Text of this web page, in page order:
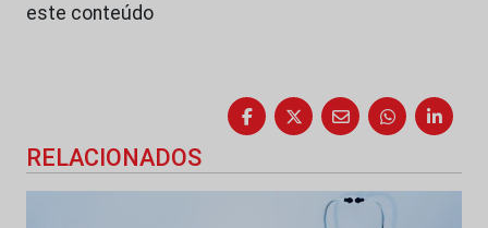
este conteúdo
RELACIONADOS